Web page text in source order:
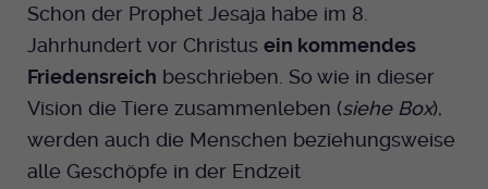
Schon der Prophet Jesaja habe im 8.
Jahrhundert vor Christus ein kommendes
Friedensreich beschrieben. So wie in dieser
Vision die Tiere zusammenleben (siehe Box),
werden auch die Menschen beziehungsweise
alle Geschöpfe in der Endzeit